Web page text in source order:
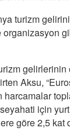
turizm
organizasyon
gelirlerinin
Aksu,
harcamalar
için yurt
göre 2,5 kat